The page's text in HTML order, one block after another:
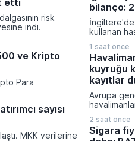
etti
risk
indi.
ve Kripto
Para
sayısı
MKK verilerine
Almanya'da
siparişleri
artış
verileri
zayıflığı
bilanço:
İngiltere'de
kullanan
sağlık
geçirdi.
gibi
uzmanlar
konusunda
uyarılarını
1 saat önce
kuyruğu
kayıtlar
Avrupa
biyometrik
2 saat önce
Sigara